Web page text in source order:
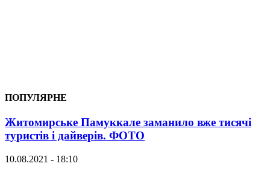
ПОПУЛЯРНЕ
Житомирське Памуккале заманило вже тисячі
туристів і дайверів. ФОТО
10.08.2021 - 18:10